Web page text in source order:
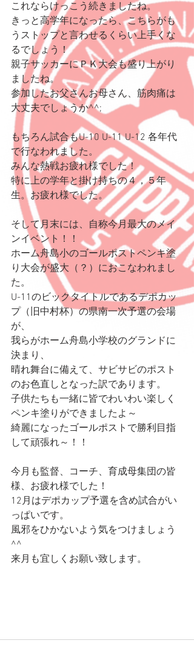
これならけっこう続きましたね。
きっと高学年になったら、こちらがも
うストップと言わせるくらい上手くな
るでしょう！
親子サッカーにＰＫ大会も盛り上がり
ましたね。
参加したお父さんお母さん、筋肉痛は
大丈夫でしょうか^^;
もちろん試合もU-10 U-11 U-12 各年代
で行なわれました。
みんな熱戦お疲れ様でした！
特に上の学年と掛け持ちの４，５年
生。お疲れ様でした。
そして月末には、自称今月最大のメイ
ンイベント！！
ホーム舟島小のゴールポストペンキ塗
り大会が盛大（？）におこなわれまし
た。
U-11のビックタイトルであるデポカッ
プ（旧中村杯）の県南一次予選の会場
が、
我らがホーム舟島小学校のグランドに
決まり、
晴れ舞台に備えて、サビサビのポスト
のお色直しとなった訳であります。
子供たちも一緒に皆でわいわい楽しく
ペンキ塗りができましたよ～
綺麗になったゴールポストで勝利目指
して頑張れ～！！
今月も監督、コーチ、育成母集団の皆
様、お疲れ様でした！
12月はデポカップ予選を含め試合がい
っぱいです。
風邪をひかないよう気をつけましょう
^^
来月も宜しくお願い致します。